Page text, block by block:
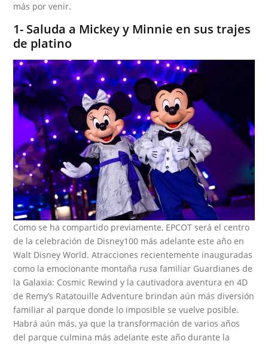
más por venir.
1- Saluda a Mickey y Minnie en sus trajes
de platino
Como se ha compartido previamente, EPCOT será el centro
de la celebración de Disney100 más adelante este año en
Walt Disney World. Atracciones recientemente inauguradas
como la emocionante montaña rusa familiar Guardianes de
la Galaxia: Cosmic Rewind y la cautivadora aventura en 4D
de Remy’s Ratatouille Adventure brindan aún más diversión
familiar al parque donde lo imposible se vuelve posible.
Habrá aún más, ya que la transformación de varios años
del parque culmina más adelante este año durante la